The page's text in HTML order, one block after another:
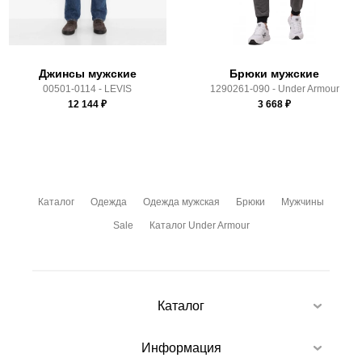
условиямиоплаты
Джинсы мужские
00501-0114 - LEVIS
12 144 ₽
Брюки мужские
1290261-090 - Under Armour
3 668 ₽
Каталог Одежда Одежда мужская Брюки Мужчины
Sale Каталог Under Armour
Каталог
Информация